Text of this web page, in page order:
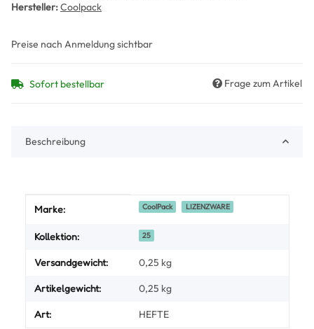
Hersteller:Coolpack
Preise nach Anmeldung sichtbar
Sofort bestellbar Frage zum Artikel
Beschreibung
Produkteigenschaft
Wert
Marke: CoolPack LIZENZWARE
Kollektion: 25
Versandgewicht: 0,25 kg
Artikelgewicht: 0,25 kg
Art: HEFTE